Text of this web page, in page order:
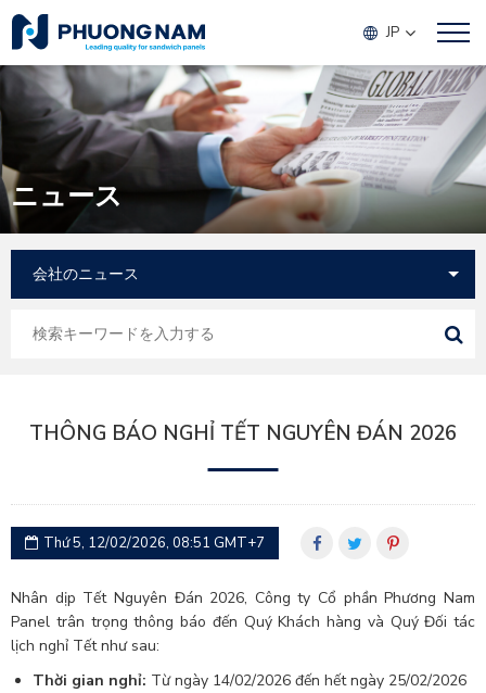
JP
ニュース
THÔNG BÁO NGHỈ TẾT NGUYÊN ĐÁN 2026
Thứ 5, 12/02/2026, 08:51 GMT+7
Nhân dịp Tết Nguyên Đán 2026, Công ty Cổ phần Phương Nam
Panel trân trọng thông báo đến Quý Khách hàng và Quý Đối tác
lịch nghỉ Tết như sau:
Thời gian nghỉ: Từ ngày 14/02/2026 đến hết ngày 25/02/2026